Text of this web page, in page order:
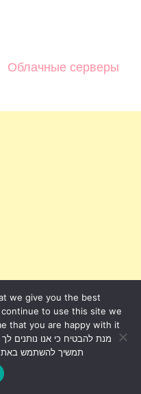
Облачные серверы
we give you the best
to use this site we
מנת להבטיח כי אנו נותנים
תמשיך להשתמש